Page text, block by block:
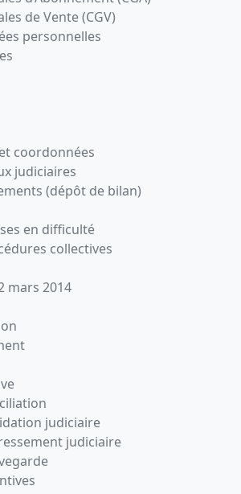
de Vente (CGV)
personnelles
coordonnées
judiciaires
(dépôt de bilan)
en difficulté
collectives
mars 2014
judiciaire
judiciaire